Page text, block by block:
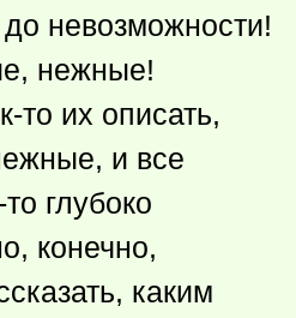
невозможности!
нежные!
то их описать,
и все
то глубоко
конечно,
каким